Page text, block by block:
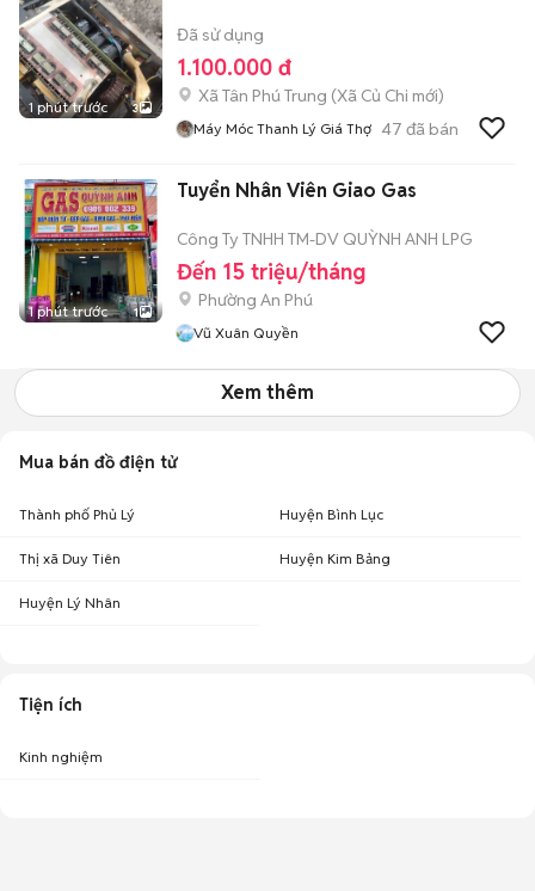
1 phút trước 3
Đã sử dụng
1.100.000 đ
Xã Tân Phú Trung (Xã Củ Chi mới)
Máy Móc Thanh Lý Giá Thợ 47 đã bán
1 phút trước 1
Tuyển Nhân Viên Giao Gas
Công Ty TNHH TM-DV QUỲNH ANH LPG
Đến 15 triệu/tháng
Phường An Phú
Vũ Xuân Quyền
Xem thêm
Mua bán đồ điện tử
Thành phố Phủ Lý Huyện Bình Lục
Thị xã Duy Tiên Huyện Kim Bảng
Huyện Lý Nhân
Tiện ích
Kinh nghiệm